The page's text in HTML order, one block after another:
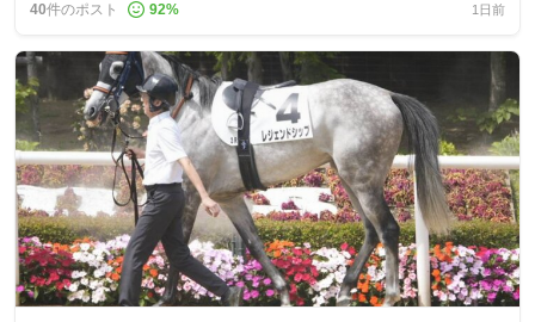
40件のポスト 92% 1日前